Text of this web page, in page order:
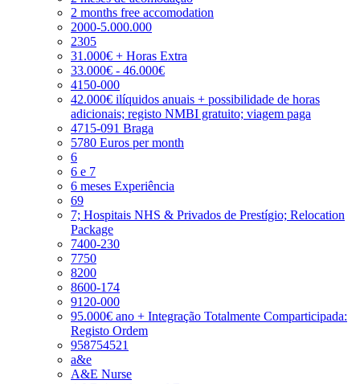
2 months free accomodation
2000-5.000.000
2305
31.000€ + Horas Extra
33.000€ - 46.000€
4150-000
42.000€ ilíquidos anuais + possibilidade de horas
adicionais; registo NMBI gratuito; viagem paga
4715-091 Braga
5780 Euros per month
6
6 e 7
6 meses Experiência
69
7; Hospitais NHS & Privados de Prestígio; Relocation
Package
7400-230
7750
8200
8600-174
9120-000
95.000€ ano + Integração Totalmente Comparticipada:
Registo Ordem
958754521
a&e
A&E Nurse